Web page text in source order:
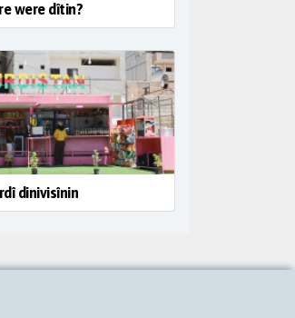
were dîtin?
dinivisînin